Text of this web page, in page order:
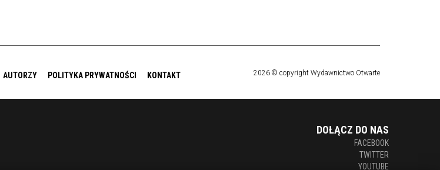
AUTORZY POLITYKA PRYWATNOŚCI KONTAKT 2026 © copyright Wydawnictwo Otwarte
DOŁĄCZ DO NAS
FACEBOOK
TWITTER
YOUTUBE